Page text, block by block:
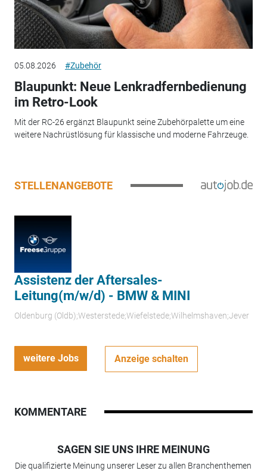
05.08.2026 #Zubehör
Blaupunkt: Neue Lenkradfernbedienung
im Retro-Look
Mit der RC-26 ergänzt Blaupunkt seine Zubehörpalette um eine
weitere Nachrüstlösung für klassische und moderne Fahrzeuge.
STELLENANGEBOTE
Assistenz der Aftersales-
Leitung(m/w/d) - BMW & MINI
Oldenburg (Oldb);Westerstede;Wiefelstede;Wilhelmshaven;Jever
weitere Jobs Anzeige schalten
KOMMENTARE
SAGEN SIE UNS IHRE MEINUNG
Die qualifizierte Meinung unserer Leser zu allen Branchenthemen